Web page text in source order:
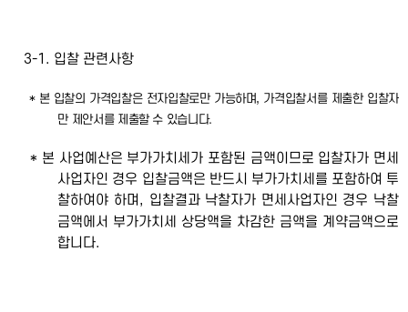
3-1. 입찰 관련사항
* 본 입찰의 가격입찰은 전자입찰로만 가능하며, 가격입찰서를 제출한 입찰자
만 제안서를 제출할 수 있습니다.
* 본 사업예산은 부가가치세가 포함된 금액이므로 입찰자가 면세
사업자인 경우 입찰금액은 반드시 부가가치세를 포함하여 투
찰하여야 하며, 입찰결과 낙찰자가 면세사업자인 경우 낙찰
금액에서 부가가치세 상당액을 차감한 금액을 계약금액으로
합니다.